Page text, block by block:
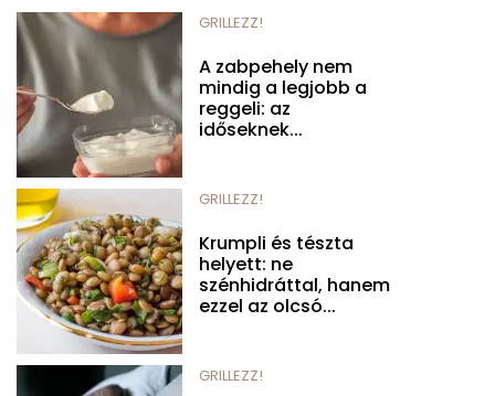
GRILLEZZ!
A zabpehely nem
mindig a legjobb a
reggeli: az
időseknek...
GRILLEZZ!
Krumpli és tészta
helyett: ne
szénhidráttal, hanem
ezzel az olcsó...
GRILLEZZ!